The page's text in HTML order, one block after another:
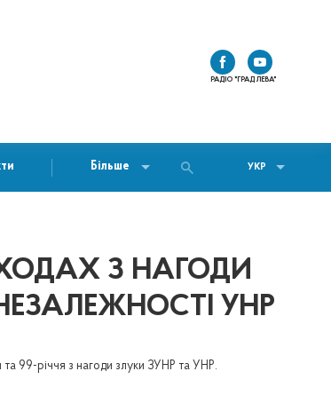
РАДІО "ГРАД ЛЕВА"
Більше УКР
З НАГОДИ
УНР
та 99-річчя з нагоди злуки ЗУНР та УНР.